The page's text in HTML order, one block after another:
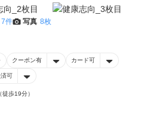
7件 写真 8枚
クーポン有 カード可
可
歩19分）